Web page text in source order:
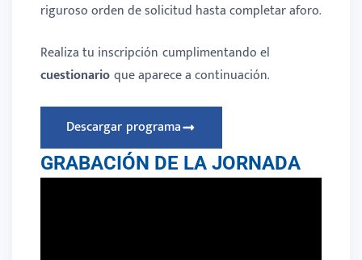
riguroso orden de solicitud hasta completar aforo.
Realiza tu inscripción cumplimentando el
cuestionarioque aparece a continuación.
Descargar programa
GRABACIÓN DE LA JORNADA